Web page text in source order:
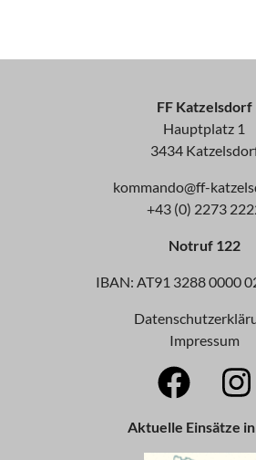
FF Katzelsdorf
Hauptplatz 1
3434
kommando@ff-
+43 (0) 2273
Notruf 122
IBAN: AT91 3288 0000
Impressum
Aktuelle Einsätze